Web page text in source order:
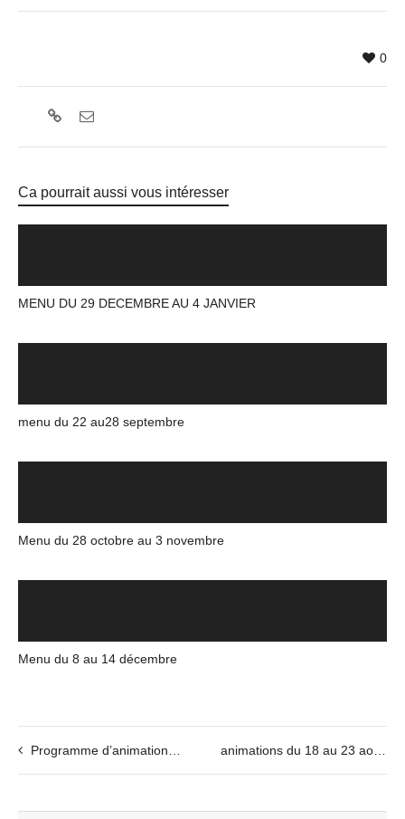
0
Ca pourrait aussi vous intéresser
MENU DU 29 DECEMBRE AU 4 JANVIER
menu du 22 au28 septembre
Menu du 28 octobre au 3 novembre
Menu du 8 au 14 décembre
Programme d’animation du 26 au 28 août animations du 18 au 23 aout